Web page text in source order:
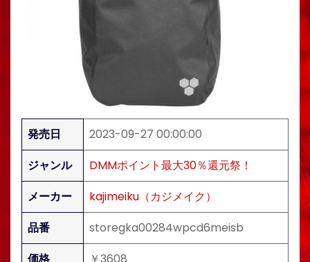
発売日
2023-09-27 00:00:00
ジャンル
DMMポイント最大30％還元祭！
メーカー
kajimeiku（カジメイク）
品番
storegka00284wpcd6meisb